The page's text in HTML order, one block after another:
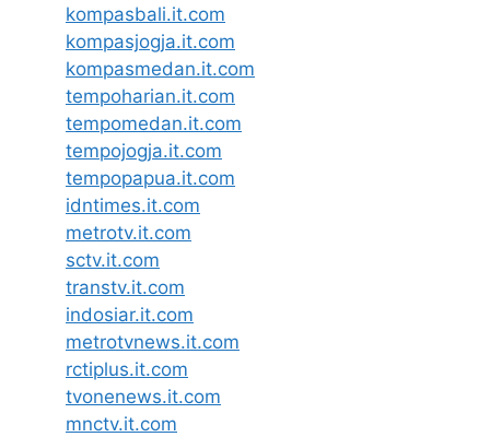
kompasbali.it.com
kompasjogja.it.com
kompasmedan.it.com
tempoharian.it.com
tempomedan.it.com
tempojogja.it.com
tempopapua.it.com
idntimes.it.com
metrotv.it.com
sctv.it.com
transtv.it.com
indosiar.it.com
metrotvnews.it.com
rctiplus.it.com
tvonenews.it.com
mnctv.it.com